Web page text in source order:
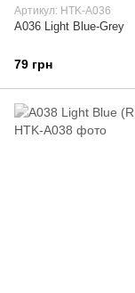
Артикул: HTK-A036
A036 Light Blue-Grey
79 грн